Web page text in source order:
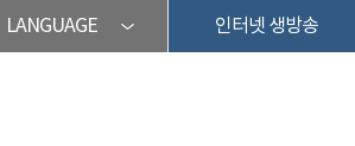
LANGUAGE 인터넷 생방송